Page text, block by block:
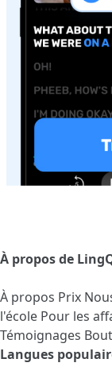
À propos de
À propos Prix
l'école Pour les
Témoignages
Langues